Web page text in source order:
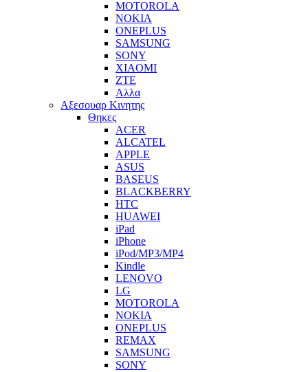
MOTOROLA
NOKIA
ONEPLUS
SAMSUNG
SONY
XIAOMI
ZTE
Αλλα
Αξεσουαρ Κινητης
Θηκες
ACER
ALCATEL
APPLE
ASUS
BASEUS
BLACKBERRY
HTC
HUAWEI
iPad
iPhone
iPod/MP3/MP4
Kindle
LENOVO
LG
MOTOROLA
NOKIA
ONEPLUS
REMAX
SAMSUNG
SONY